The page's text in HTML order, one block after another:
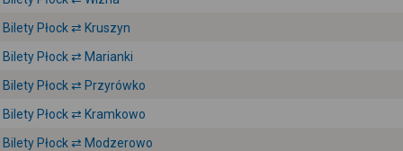
Bilety Płock ⇄ Kruszyn
Bilety Płock ⇄ Marianki
Bilety Płock ⇄ Przyrówko
Bilety Płock ⇄ Kramkowo
Bilety Płock ⇄ Modzerowo